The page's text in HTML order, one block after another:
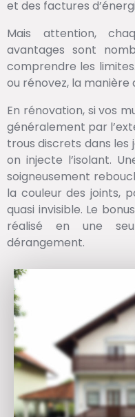
et des factures
Mais attention,
avantages sont
comprendre les
ou rénovez, la
En rénovation, si vos
généralement par
trous discrets dans les
on injecte l’isolant.
soigneusement
la couleur des joints,
quasi invisible. Le
réalisé en une
dérangement.